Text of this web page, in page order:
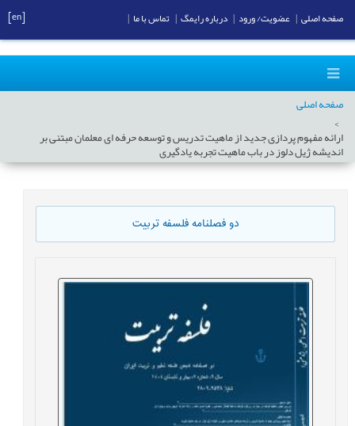
صفحه اصلی
ارائه مفهوم پردازی جدید از ماهیت تدریس و توسعه حرفه ای معلمان مبتنی بر
اندیشه ژیل دلوز در باب ماهیت تجربه یادگیری
دو فصلنامه فلسفه تربیت
صفحه اصلی عضویت/ ورود درباره رایمگ تماس با ما